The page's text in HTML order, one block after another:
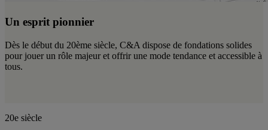
Un esprit pionnier
Dès le début du 20ème siècle, C&A dispose de fondations solides
pour jouer un rôle majeur et offrir une mode tendance et accessible à
tous.
20e siècle